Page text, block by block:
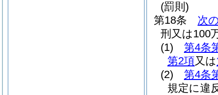
(罰則)
第18条
次
刑又は100
(1)
第4条
第2項又は
(2)
第4条
規定に違